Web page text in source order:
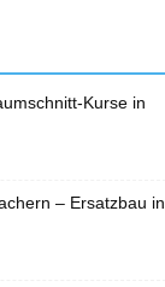
Kurse in
– Ersatzbau in